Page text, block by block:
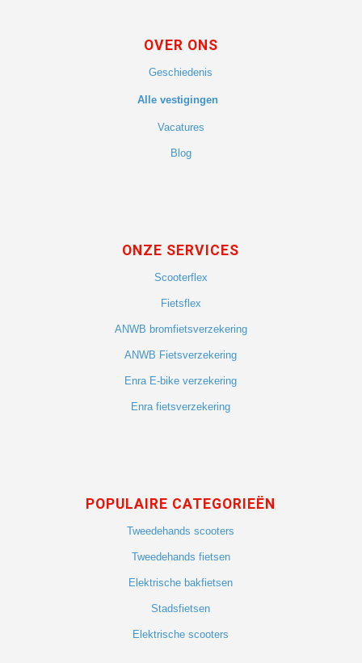
OVER ONS
Geschiedenis
Alle vestigingen
Vacatures
Blog
ONZE SERVICES
Scooterflex
Fietsflex
ANWB bromfietsverzekering
ANWB Fietsverzekering
Enra E-bike verzekering
Enra fietsverzekering
POPULAIRE CATEGORIEËN
Tweedehands scooters
Tweedehands fietsen
Elektrische bakfietsen
Stadsfietsen
Elektrische scooters